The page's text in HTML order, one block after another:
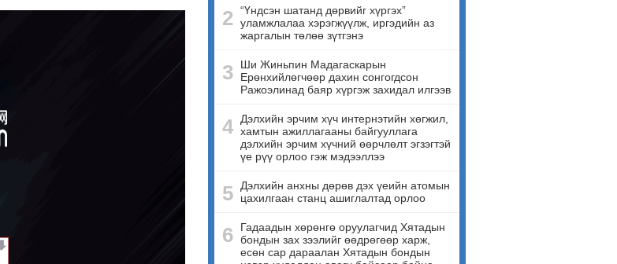
2 “Үндсэн шатанд дөрвийг хүргэх”
уламжлалаа хэрэгжүүлж, иргэдийн аз
жаргалын төлөө зүтгэнэ
3
Ши Жиньпин Мадагаскарын
Ерөнхийлөгчөөр дахин сонгогдсон
Ражоэлинад баяр хүргэж захидал илгээв
4
Дэлхийн эрчим хүч интернэтийн хөгжил,
хамтын ажиллагааны байгууллага
дэлхийн эрчим хүчний өөрчлөлт эгзэгтэй
үе рүү орлоо гэж мэдээллээ
5
Дэлхийн анхны дөрөв дэх үеийн атомын
цахилгаан станц ашиглалтад орлоо
6
Гадаадын хөрөнгө оруулагчид Хятадын
бондын зах зээлийг өөдрөгөөр харж,
есөн сар дараалан Хятадын бондын